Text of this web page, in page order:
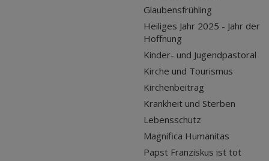
Glaubensfrühling
Heiliges Jahr 2025 - Jahr der
Hoffnung
Kinder- und Jugendpastoral
Kirche und Tourismus
Kirchenbeitrag
Krankheit und Sterben
Lebensschutz
Magnifica Humanitas
Papst Franziskus ist tot